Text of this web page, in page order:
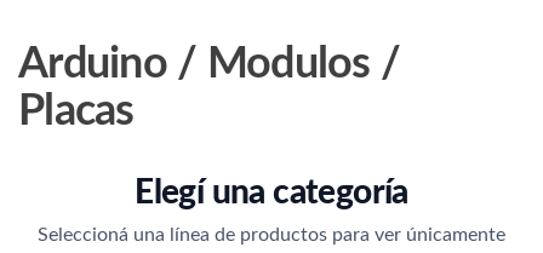
Arduino / Modulos /
Placas
Elegí una categoría
Seleccioná una línea de productos para ver únicamente